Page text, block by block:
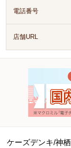
電話番号
店舗URL
ケーズデンキ/神